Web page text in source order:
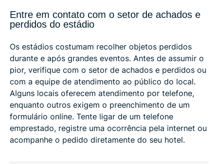
Entre em contato com o setor de achados e
perdidos do estádio
Os estádios costumam recolher objetos perdidos
durante e após grandes eventos. Antes de assumir o
pior, verifique com o setor de achados e perdidos ou
com a equipe de atendimento ao público do local.
Alguns locais oferecem atendimento por telefone,
enquanto outros exigem o preenchimento de um
formulário online. Tente ligar de um telefone
emprestado, registre uma ocorrência pela internet ou
acompanhe o pedido diretamente do seu hotel.